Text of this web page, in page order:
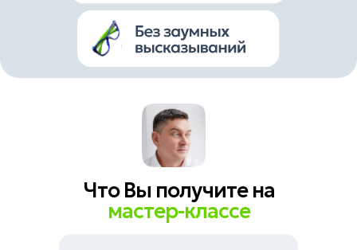
Что Вы получите на
мастер-классе